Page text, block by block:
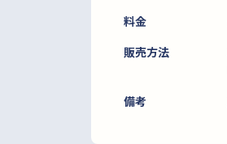
料金
販売方法
備考